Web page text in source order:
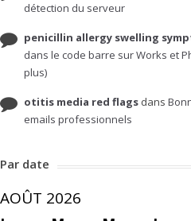
détection du serveur
penicillin allergy swelling
dans le code barre sur Works et
plus)
otitis media red flags dans
emails professionnels
Par date
AOÛT 2026